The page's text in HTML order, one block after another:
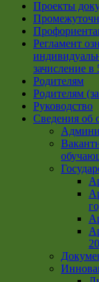
Проекты
Регламент
зачисление
Родителям
Родителям
Руководство
Сведения об